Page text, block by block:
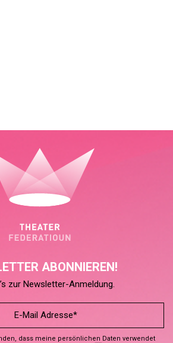
ABONNIEREN!
zur Newsletter-Anmeldung.
dass meine persönlichen Daten verwendet